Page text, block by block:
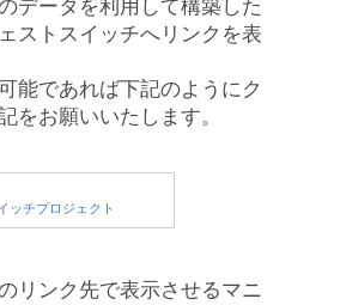
データを利用して構築した
ストスイッチへリンクを表
能であれば下記のようにク
をお願いいたします。
リンク先で表示させるマニ